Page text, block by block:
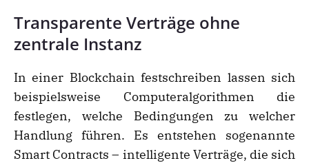
Transparente Verträge ohne
zentrale Instanz
In einer Blockchain festschreiben lassen sich
beispielsweise Computeralgorithmen die
festlegen, welche Bedingungen zu welcher
Handlung führen. Es entstehen sogenannte
Smart Contracts – intelligente Verträge, die sich